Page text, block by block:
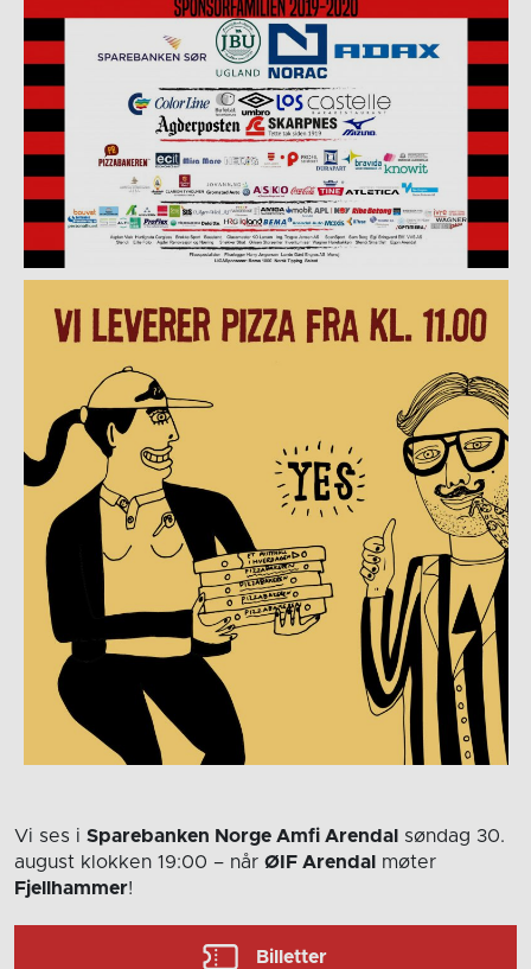
Vi ses i Sparebanken Norge Amfi Arendal
søndag 30.
august klokken 19:00 – når ØIF Arendal
møter
Fjellhammer!
Billetter